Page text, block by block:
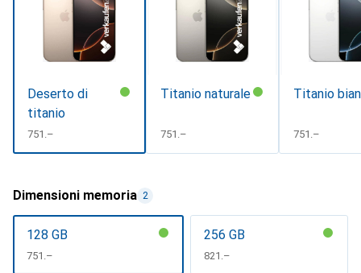
Deserto di
titanio
CHF
751.–
Titanio naturale
CHF
751.–
Titanio
CHF
751.–
Dimensioni memoria 2
128 GB
CHF
751.–
256 GB
CHF
821.–